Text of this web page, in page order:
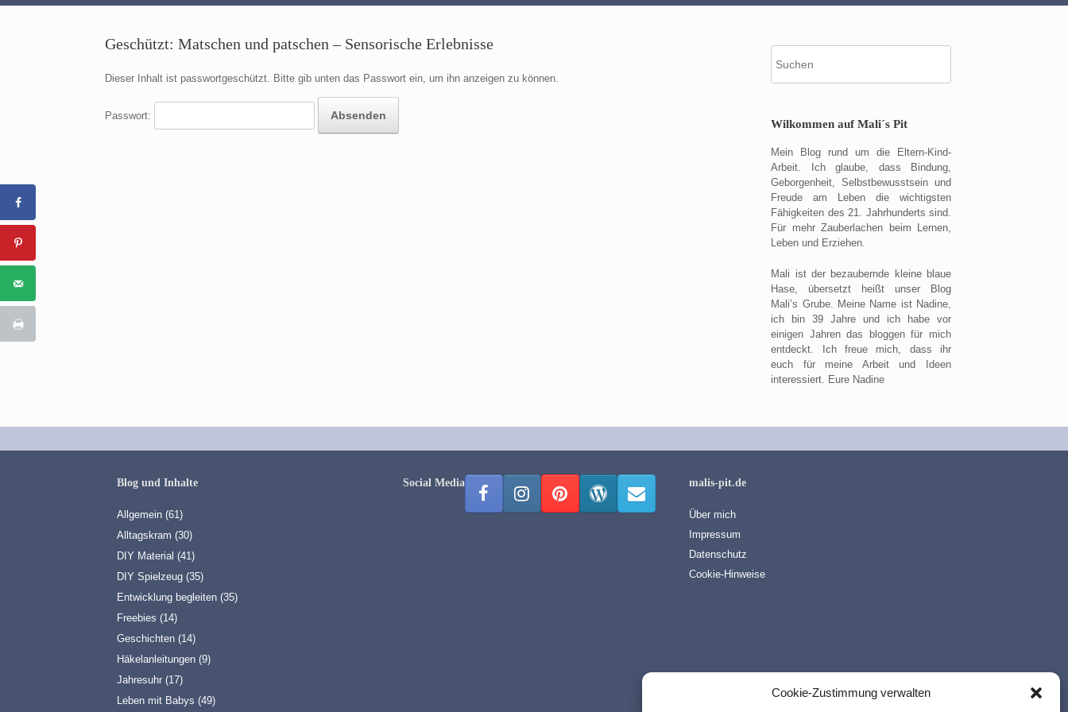
Cookie-Zustimmung verwalten
Geschützt: Matschen und patschen – Sensorische Erlebnisse
Dieser Inhalt ist passwortgeschützt. Bitte gib unten das Passwort ein, um ihn anzeigen zu können.
Passwort:
nach:
Wilkommen auf Mali´s Pit
Mein Blog rund um die Eltern-Kind-
Arbeit. Ich glaube, dass Bindung,
Geborgenheit, Selbstbewusstsein und
Freude am Leben die wichtigsten
Fähigkeiten des 21. Jahrhunderts sind.
Für mehr Zauberlachen beim Lernen,
Leben und Erziehen.
Mali ist der bezaubernde kleine blaue
Hase, übersetzt heißt unser Blog
Mali’s Grube. Meine Name ist Nadine,
ich bin 39 Jahre und ich habe vor
einigen Jahren das bloggen für mich
entdeckt. Ich freue mich, dass ihr
euch für meine Arbeit und Ideen
interessiert. Eure Nadine
Blog und Inhalte
Allgemein (61)
Alltagskram (30)
DIY Material (41)
DIY Spielzeug (35)
Entwicklung begleiten (35)
Freebies (14)
Geschichten (14)
Häkelanleitungen (9)
Jahresuhr (17)
Leben mit Babys (49)
Social Media malis-pit.de
Über mich
Impressum
Datenschutz
Cookie-Hinweise